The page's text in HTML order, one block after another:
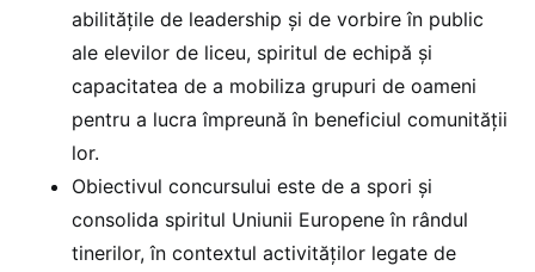
abilitățile de leadership și de vorbire în public
ale elevilor de liceu, spiritul de echipă și
capacitatea de a mobiliza grupuri de oameni
pentru a lucra împreună în beneficiul comunității
lor.
Obiectivul concursului este de a spori și
consolida spiritul Uniunii Europene în rândul
tinerilor, în contextul activităților legate de